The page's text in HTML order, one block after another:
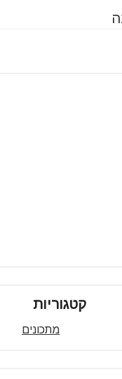
קטגוריות
מתכונים